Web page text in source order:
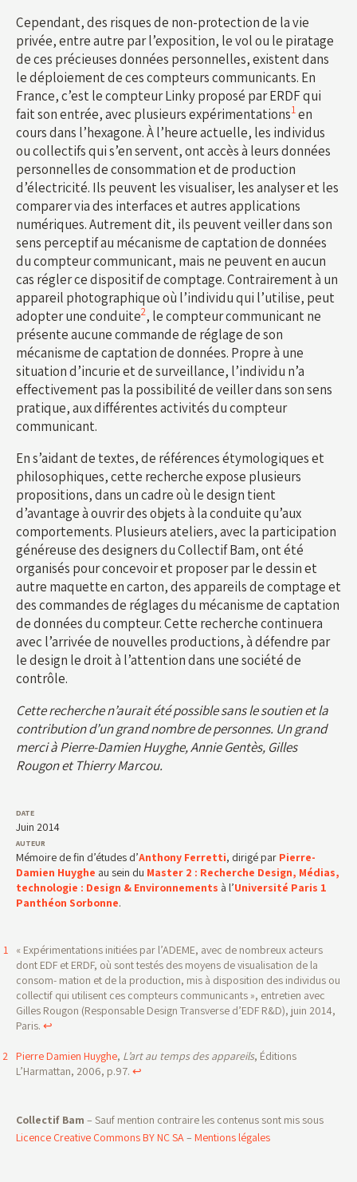
Cependant, des risques de non-protection de la vie
privée, entre autre par l’exposition, le vol ou le piratage
de ces précieuses données personnelles, existent dans
le déploiement de ces compteurs communicants. En
France, c’est le compteur Linky proposé par ERDF qui
fait son entrée, avec plusieurs expérimentations1en
cours dans l’hexagone. À l’heure actuelle, les individus
ou collectifs qui s’en servent, ont accès à leurs données
personnelles de consommation et de production
d’électricité. Ils peuvent les visualiser, les analyser et les
comparer via des interfaces et autres applications
numériques. Autrement dit, ils peuvent veiller dans son
sens perceptif au mécanisme de captation de données
du compteur communicant, mais ne peuvent en aucun
cas régler ce dispositif de comptage. Contrairement à un
appareil photographique où l’individu qui l’utilise, peut
adopter une conduite2, le compteur communicant ne
présente aucune commande de réglage de son
mécanisme de captation de données. Propre à une
situation d’incurie et de surveillance, l’individu n’a
effectivement pas la possibilité de veiller dans son sens
pratique, aux différentes activités du compteur
communicant.
En s’aidant de textes, de références étymologiques et
philosophiques, cette recherche expose plusieurs
propositions, dans un cadre où le design tient
d’avantage à ouvrir des objets à la conduite qu’aux
comportements. Plusieurs ateliers, avec la participation
généreuse des designers du Collectif Bam, ont été
organisés pour concevoir et proposer par le dessin et
autre maquette en carton, des appareils de comptage et
des commandes de réglages du mécanisme de captation
de données du compteur. Cette recherche continuera
avec l’arrivée de nouvelles productions, à défendre par
le design le droit à l’attention dans une société de
contrôle.
Cette recherche n’aurait été possible sans le soutien et la
contribution d’un grand nombre de personnes. Un grand
merci à Pierre-Damien Huyghe, Annie Gentès, Gilles
Rougon et Thierry Marcou.
Juin 2014
Mémoire de fin d’études d’Anthony Ferretti, dirigé par Pierre-
Damien Huyghe au sein du Master 2 : Recherche Design, Médias,
technologie : Design & Environnements à l’Université Paris 1
Panthéon Sorbonne.
« Expérimentations initiées par l’ADEME, avec de nombreux acteurs
dont EDF et ERDF, où sont testés des moyens de visualisation de la
consom- mation et de la production, mis à disposition des individus ou
collectif qui utilisent ces compteurs communicants », entretien avec
Gilles Rougon (Responsable Design Transverse d’EDF R&D), juin 2014,
Paris. ↩
Pierre Damien Huyghe, L’art au temps des appareils, Éditions
L’Harmattan, 2006, p.97. ↩
Collectif Bam – Sauf mention contraire les contenus sont mis sous
Licence Creative Commons BY NC SA – Mentions légales